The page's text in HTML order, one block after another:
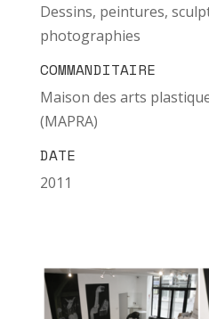
Dessins, peintures,
photographies
COMMANDITAIRE
Maison des arts
(MAPRA)
DATE
2011